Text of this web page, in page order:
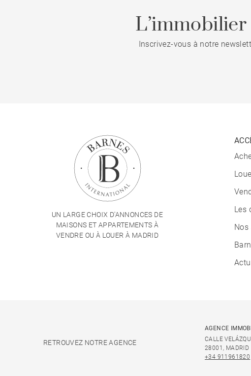
L’immobilier
Inscrivez-vous à notre
UN LARGE CHOIX D'ANNONCES DE
MAISONS ET APPARTEMENTS À
VENDRE OU À LOUER À MADRID
Les
Nos
RETROUVEZ NOTRE AGENCE
AGENCE
CALLE
28001, MADRID
+34 911961820